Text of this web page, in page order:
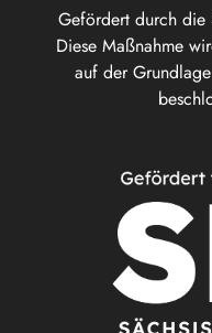
Gefördert durch die
Diese Maßnahme
auf der